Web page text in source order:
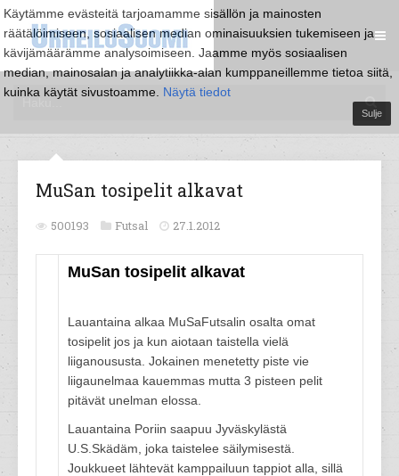
Käytämme evästeitä tarjoamamme sisällön ja mainosten
räätälöimiseen, sosiaalisen median ominaisuuksien tukemiseen ja
kävijämäärämme analysoimiseen. Jaamme myös sosiaalisen
median, mainosalan ja analytiikka-alan kumppaneillemme tietoa siitä,
kuinka käytät sivustoamme. Näytä tiedot
Sulje
MuSan tosipelit alkavat
500193 Futsal 27.1.2012
MuSan tosipelit alkavat
Lauantaina alkaa MuSaFutsalin osalta omat
tosipelit jos ja kun aiotaan taistella vielä
liiganoususta. Jokainen menetetty piste vie
liigaunelmaa kauemmas mutta 3 pisteen pelit
pitävät unelman elossa.
Lauantaina Poriin saapuu Jyväskylästä
U.S.Skädäm, joka taistelee säilymisestä.
Joukkueet lähtevät kamppailuun tappiot alla, sillä